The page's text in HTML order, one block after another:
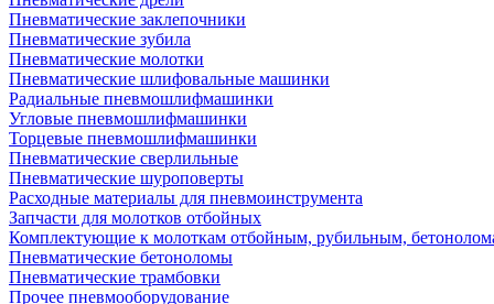
Пневматические заклепочники
Пневматические зубила
Пневматические молотки
Пневматические шлифовальные машинки
Радиальные пневмошлифмашинки
Угловые пневмошлифмашинки
Торцевые пневмошлифмашинки
Пневматические сверлильные
Пневматические шуроповерты
Расходные материалы для пневмоинструмента
Запчасти для молотков отбойных
Комплектующие к молоткам отбойным, рубильным,
Пневматические бетоноломы
Пневматические трамбовки
Прочее пневмооборудование